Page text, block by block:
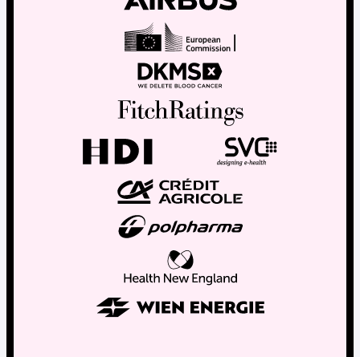
Content Katalog
Fallstudien
Vergleiche
Webinare
Playbook zur Datenaktivierung
Shopify App Playbook
Help Center
Piwik PRO Academy